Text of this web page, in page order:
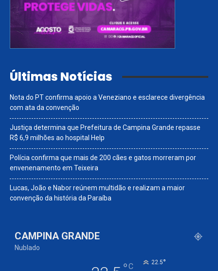
Últimas Notícias
Nota do PT confirma apoio a Veneziano e esclarece divergência
com ata da convenção
Justiça determina que Prefeitura de Campina Grande repasse
R$ 6,9 milhões ao hospital Help
Polícia confirma que mais de 200 cães e gatos morreram por
envenenamento em Teixeira
Lucas, João e Nabor reúnem multidão e realizam a maior
convenção da história da Paraíba
CAMPINA GRANDE
Nublado
C 22.5°